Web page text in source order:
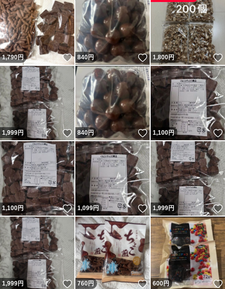
1,790円 いいね！
840円 いいね！
1,800円
1,999円 いいね！
840円 いいね！
1,100円
1,100円 いいね！
1,099円 いいね！
1,999円
1,999円 いいね！
760 円 いいね！
600円